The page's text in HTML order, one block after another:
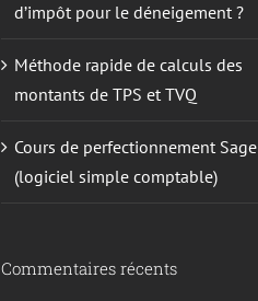
d’impôt pour le déneigement ?
Méthode rapide de calculs des
montants de TPS et TVQ
Cours de perfectionnement Sage
(logiciel simple comptable)
Commentaires récents